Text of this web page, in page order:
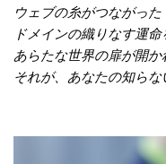
ウェブの糸がつながった
ドメインの織りなす運
あらたな世界の扉が開か
それが、あなたの知ら